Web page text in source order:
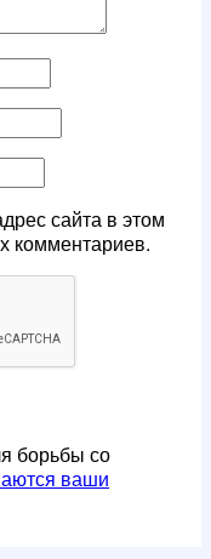
сайта в этом
комментариев.
борьбы со
ваши